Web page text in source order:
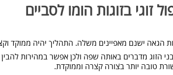
זוגי בזוגות הומו לסביים
הגאה ישנם מאפיינים משלה. התהליך יהיה ממוקד
הזוג מדברים באותה שפה ולכן אפשר במהירות
טובה יותר בצורה קצרה וממוקדת.